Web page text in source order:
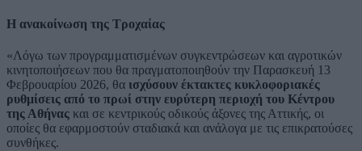
H ανακοίνωση της Τροχαίας
«Λόγω των προγραμματισμένων συγκεντρώσεων και αγροτικών
κινητοποιήσεων που θα πραγματοποιηθούν την Παρασκευή 13
Φεβρουαρίου 2026, θα ισχύσουν έκτακτες κυκλοφοριακές
ρυθμίσεις από το πρωί στην ευρύτερη περιοχή του Κέντρου
της Αθήνας και σε κεντρικούς οδικούς άξονες της Αττικής, οι
οποίες θα εφαρμοστούν σταδιακά και ανάλογα με τις επικρατούσες
συνθήκες.